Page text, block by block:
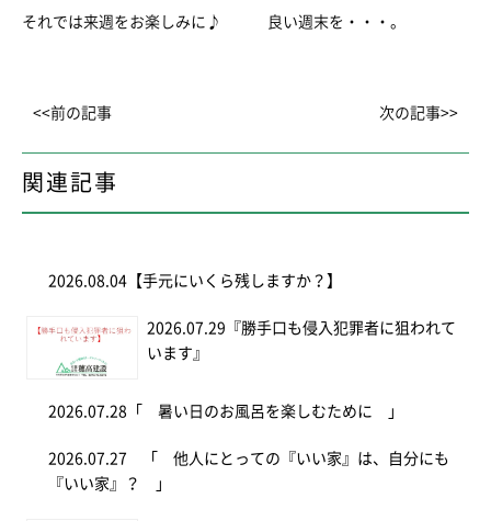
それでは来週をお楽しみに♪ 良い週末を・・・。
<<前の記事 次の記事>>
関連記事
2026.08.04 【手元にいくら残しますか？】
2026.07.29 『勝手口も侵入犯罪者に狙われて
います』
2026.07.28 「 暑い日のお風呂を楽しむために 」
2026.07.27 「 他人にとっての『いい家』は、自分にも
『いい家』？ 」